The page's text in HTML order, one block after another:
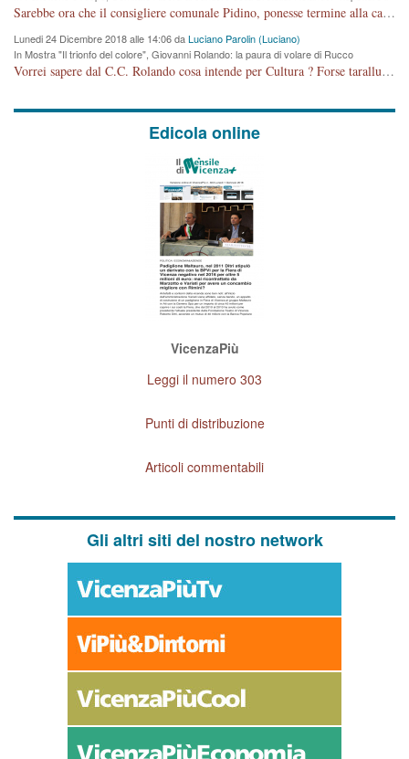
cronoprogramma"
Sarebbe ora che il consigliere comunale Pidino, ponesse termine alla campagna elettorale nel territorio del suo seggio Villaggio del Sole. La tiraca è iniziata, distruggerà 6 km di prateria ovest della città, ricca di fonti e sorgenti d'acqua. I cittadini di Maddalene non avranno più Pace la notte. Molta colpa per la costruzione di questa Strada è proprio del signor Rolando,dei suoi gazebo mobili e che vuol far passare questa opera VANDALICA come progetto "utile" a chi ? Non è cosa seria sig. Rolando!
Lunedi 24 Dicembre 2018 alle 14:06 daLuciano Parolin (Luciano)
In Mostra "Il trionfo del colore", Giovanni Rolando: la paura di volare di Rucco
Vorrei sapere dal C.C. Rolando cosa intende per Cultura ? Forse tarallucci, vino e sagre, o spaghetti tricolori del PD ? Il continuo (s)parlare della mostra a Palazzo Chiericati caro consigliere DANNEGGIA FORTEMENTE l'immagine della città TUTTA e fa deviare i consensi che in RUSSIA (badi bene ex U.R.S.S.) sono ECCELLENTI. A livello artistico l'evento è di alta Valenza culturale, COMPITO di Tutta la Cittadinanza fare il possibile per propagandare l'iniziativa senza farne UN CASO PARTITICO come fa Lei da sempre. Meno Gazebo + Partecipazione! E così sia. Amen.
Edicola online
VicenzaPiù
Leggi il numero 303
Punti di distribuzione
Articoli commentabili
Gli altri siti del nostro network